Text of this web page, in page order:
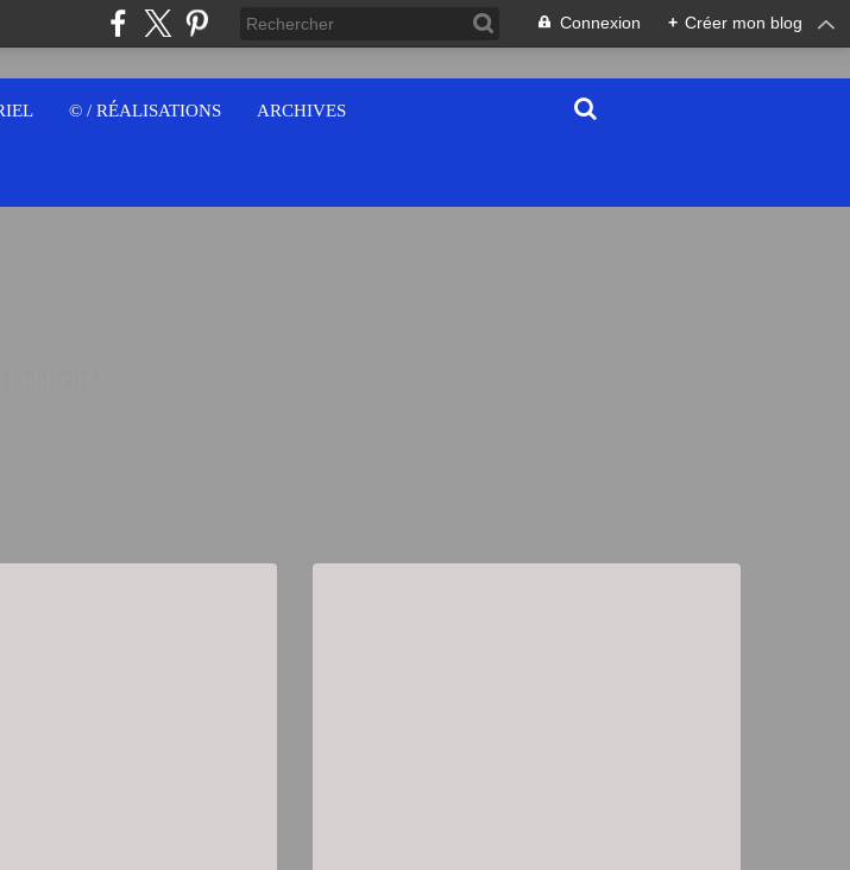
Connexion + Créer mon blog
© / RÉALISATIONS ARCHIVES